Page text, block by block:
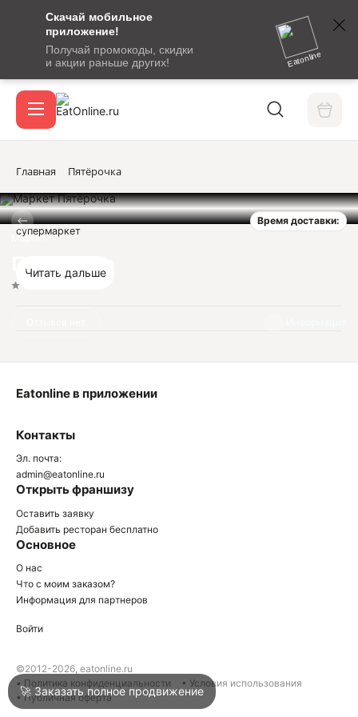
Скачай мобильное
приложение!
Получай промокоды, скидки
и акции раньше других!
Eatonline
сообщение
кодом
подтверждения
Вход / регистрация
Акции
Войти
Написать в техподдержку
Главная Пятёрочка
Время доставки:
Маркет
Пятёрочка
супермаркет
Читать дальше
Контакты
Эл. почта:
admin@eatonline.ru
Открыть франшизу
Оставить заявку
Добавить ресторан бесплатно
Основное
О нас
Что с моим заказом?
Информация для партнеров
Eatonline в приложении
Войти
©2012-2026, eatonline.ru
• Политика конфиденциальности
• Условия использования
• Публичная оферта
🚀 Заказать полное продвижение